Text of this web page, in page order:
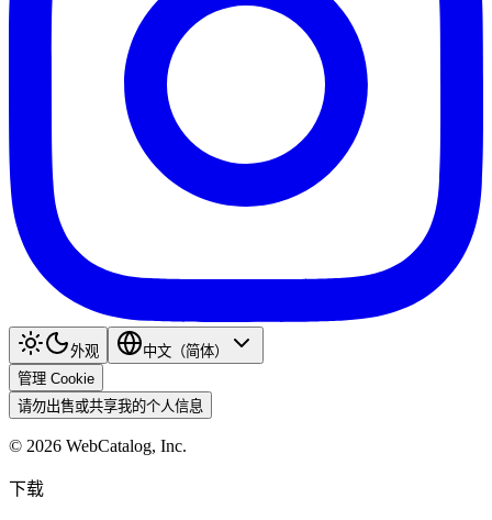
外观
中文（简体）
管理 Cookie
请勿出售或共享我的个人信息
© 2026 WebCatalog, Inc.
下载